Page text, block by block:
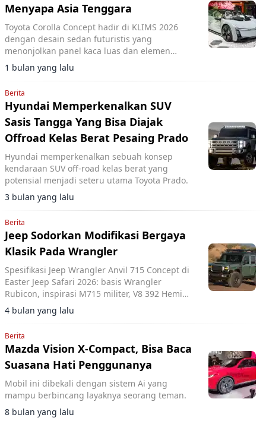
Menyapa Asia Tenggara
Toyota Corolla Concept hadir di KLIMS 2026
dengan desain sedan futuristis yang
menonjolkan panel kaca luas dan elemen
pencahayaan vertikal.
1 bulan yang lalu
Berita
Hyundai Memperkenalkan SUV
Sasis Tangga Yang Bisa Diajak
Offroad Kelas Berat Pesaing Prado
Hyundai memperkenalkan sebuah konsep
kendaraan SUV off-road kelas berat yang
potensial menjadi seteru utama Toyota Prado.
3 bulan yang lalu
Berita
Jeep Sodorkan Modifikasi Bergaya
Klasik Pada Wrangler
Spesifikasi Jeep Wrangler Anvil 715 Concept di
Easter Jeep Safari 2026: basis Wrangler
Rubicon, inspirasi M715 militer, V8 392 Hemi
470 hp, suspensi +4 inci, ban 37 inci.
4 bulan yang lalu
Berita
Mazda Vision X-Compact, Bisa Baca
Suasana Hati Penggunanya
Mobil ini dibekali dengan sistem Ai yang
mampu berbincang layaknya seorang teman.
8 bulan yang lalu